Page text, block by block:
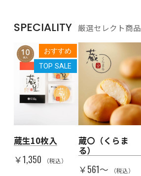
SPECIALITY 厳選セレクト商品
おすすめ
TOP SALE
蔵生10枚入
￥1,350 （税込）
蔵〇（くらま
る）
￥561〜 （税込）